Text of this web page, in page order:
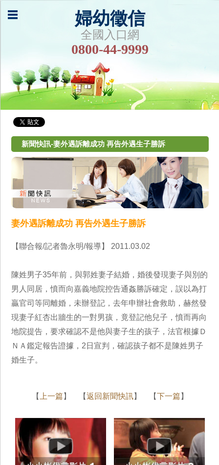
婦幼徵信
全國入口網
0800-44-9999
新聞快訊-妻外遇訴離成功 再告外遇生子勝訴
妻外遇訴離成功 再告外遇生子勝訴
【聯合報/記者魯永明/報導】 2011.03.02
陳姓男子35年前，與郭姓妻子結婚，婚後發現妻子與別的
男人同居，憤而向嘉義地院控告通姦勝訴確定，誤以為打
贏官司等同離婚，未辦登記，去年申辦社會救助，赫然發
現妻子紅杏出牆生的一對男孩，竟登記他兒子，憤而再向
地院提告，要求確認不是他與妻子生的孩子，法官根據Ｄ
ＮＡ鑑定報告證據，2日宣判，確認孩子都不是陳姓男子
婚生子。
【 上一篇 】 【返回新聞快訊】 【下一篇 】